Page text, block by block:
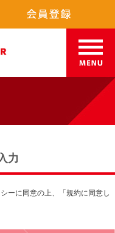
力
ーに同意の上、「規約に同意し